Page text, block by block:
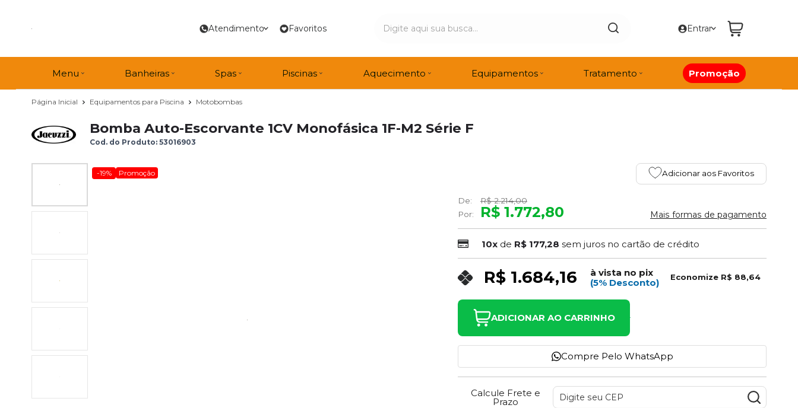
Atendimento Favoritos Entrar
Menu Banheiras Spas Piscinas Aquecimento Equipamentos Tratamento Promoção
Página Inicial Equipamentos para Piscina Motobombas
Bomba Auto-Escorvante 1CV Monofásica 1F-M2 Série F
Cod. do Produto: 53016903
-19% Promoção Adicionar aos Favoritos
De:
R$ 2.214,00
Por:
R$ 1.772,80 Mais formas de pagamento
10x de R$ 177,28 sem juros no cartão de crédito
R$ 1.684,16
à vista no pix
(5% Desconto)
Economize R$ 88,64
ADICIONAR AO CARRINHO
Compre Pelo WhatsApp
Calcule Frete e
Prazo